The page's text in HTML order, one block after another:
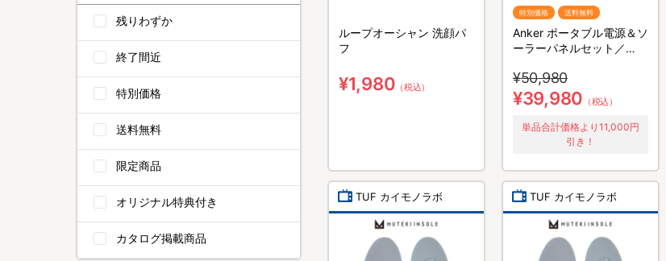
ループオーシャン 洗顔パ
フ
¥1,980 （税込）
特別価格 送料無料
Anker ポータブル電源＆ソ
ーラーパネルセット／
ッズ／災害対策
¥50,980
¥39,980 （税込）
単品合計価格より11,000円
引き！
TUF カイモノラボ TUF カイモノラボ
残りわずか
終了間近
特別価格
送料無料
限定商品
オリジナル特典付き
カタログ掲載商品